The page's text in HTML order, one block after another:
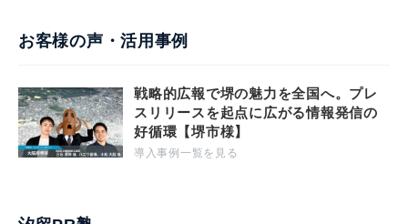
お客様の声・活用事例
戦略的広報で堺の魅力を全国へ。プレ
スリリースを起点に広がる情報発信の
好循環【堺市様】
導入事例一覧を見る